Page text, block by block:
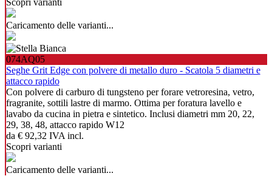
Caricamento delle varianti...
074AQ05
Seghe Grit Edge con polvere di metallo duro - Scatola 5 diametri e
attacco rapido
Con polvere di carburo di tungsteno per forare vetroresina, vetro,
fragranite, sottili lastre di marmo. Ottima per foratura lavello e
lavabo da cucina in pietra e sintetico. Inclusi diametri mm 20, 22,
29, 38, 48, attacco rapido W12
da € 92,32 IVA incl.
Scopri varianti
Caricamento delle varianti...